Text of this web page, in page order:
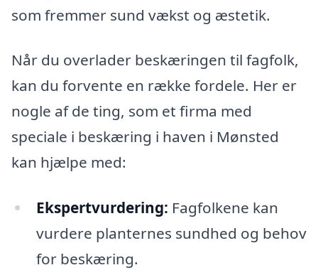
som fremmer sund vækst og æstetik.
Når du overlader beskæringen til fagfolk,
kan du forvente en række fordele. Her er
nogle af de ting, som et firma med
speciale i beskæring i haven i Mønsted
kan hjælpe med:
Ekspertvurdering: Fagfolkene kan
vurdere planternes sundhed og behov
for beskæring.